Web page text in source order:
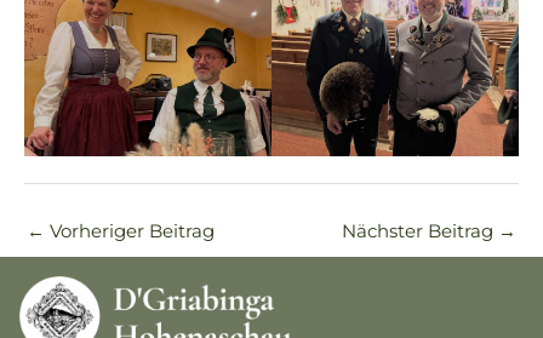
← Vorheriger Beitrag Nächster Beitrag →